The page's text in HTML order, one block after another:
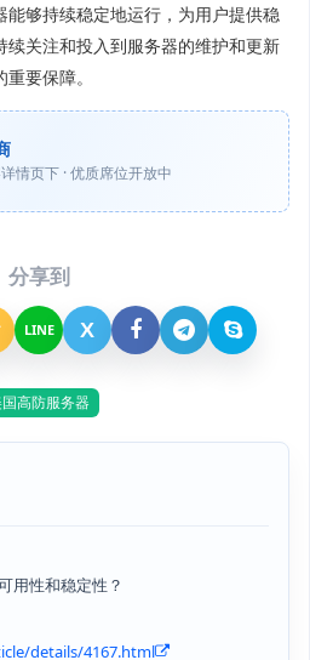
够持续稳定地运行，为用户提供稳
续关注和投入到服务器的维护和更新
要保障。
情页下 · 优质席位开放中
分享到
LINE X
高防服务器
用性和稳定性？
details/4167.html